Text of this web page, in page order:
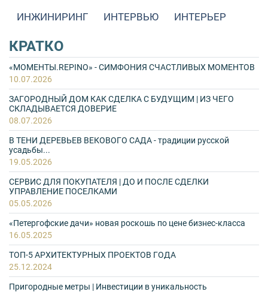
ИНЖИНИРИНГ ИНТЕРВЬЮ ИНТЕРЬЕР
КРАТКО
«МОМЕНТЫ.REPINO» - СИМФОНИЯ СЧАСТЛИВЫХ МОМЕНТОВ
10.07.2026
ЗАГОРОДНЫЙ ДОМ КАК СДЕЛКА С БУДУЩИМ | ИЗ ЧЕГО
СКЛАДЫВАЕТСЯ ДОВЕРИЕ
08.07.2026
В ТЕНИ ДЕРЕВЬЕВ ВЕКОВОГО САДА - традиции русской
усадьбы...
19.05.2026
СЕРВИС ДЛЯ ПОКУПАТЕЛЯ | ДО И ПОСЛЕ СДЕЛКИ
УПРАВЛЕНИЕ ПОСЕЛКАМИ
05.05.2026
«Петергофские дачи» новая роскошь по цене бизнес-класса
16.05.2025
ТОП-5 АРХИТЕКТУРНЫХ ПРОЕКТОВ ГОДА
25.12.2024
Пригородные метры | Инвестиции в уникальность